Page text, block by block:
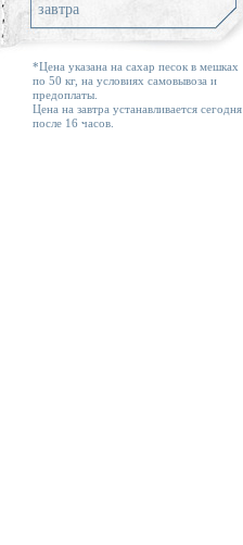
завтра
*Цена указана на сахар песок в мешках
по 50 кг, на условиях самовывоза и
предоплаты.
Цена на завтра устанавливается сегодня
после 16 часов.